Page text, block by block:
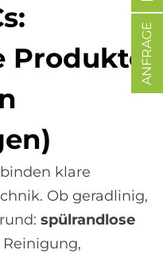
Pro­duk­te
klare
Ob geradlinig,
spülrandlose
ANFRAGE